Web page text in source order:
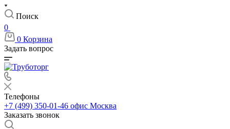
Поиск
0
0 Корзина
Задать вопрос
Телефоны
+7 (499) 350-01-46 офис Москва
Заказать звонок